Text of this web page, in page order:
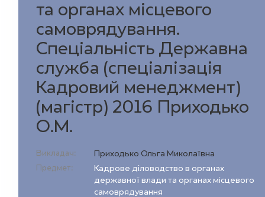
та органах місцевого
самоврядування.
Спецiальнiсть Державна
служба (спеціалізація
Кадровий менеджмент)
(магістр) 2016 Приходько
О.М.
Викладач: Приходько Ольга Миколаївна
Предмет:
Кадрове діловодство в органах
державної влади та органах місцевого
самоврядування